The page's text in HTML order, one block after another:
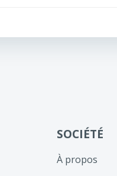
SOCIÉTÉ
À propos